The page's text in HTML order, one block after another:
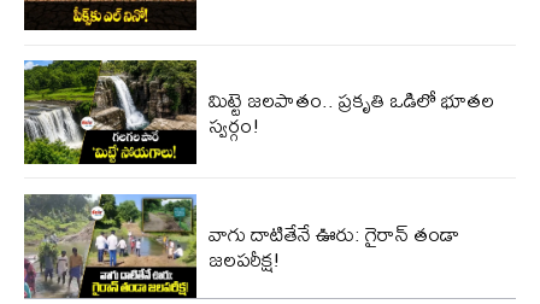
మిట్టె జలపాతం.. ప్రకృతి ఒడిలో భూతల
స్వర్గం!
వాగు దాటితేనే ఊరు: గైరాన్ తండా
జలపరీక్ష!